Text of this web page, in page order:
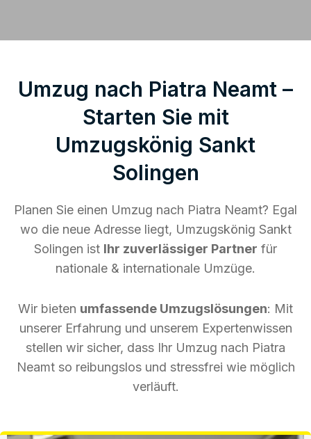
Umzug nach Piatra Neamt –
Starten Sie mit
Umzugskönig Sankt
Solingen
Planen Sie einen Umzug nach Piatra Neamt? Egal
wo die neue Adresse liegt, Umzugskönig Sankt
Solingen ist Ihr zuverlässiger Partner für
nationale & internationale Umzüge.
Wir bieten umfassende Umzugslösungen: Mit
unserer Erfahrung und unserem Expertenwissen
stellen wir sicher, dass Ihr Umzug nach Piatra
Neamt so reibungslos und stressfrei wie möglich
verläuft.